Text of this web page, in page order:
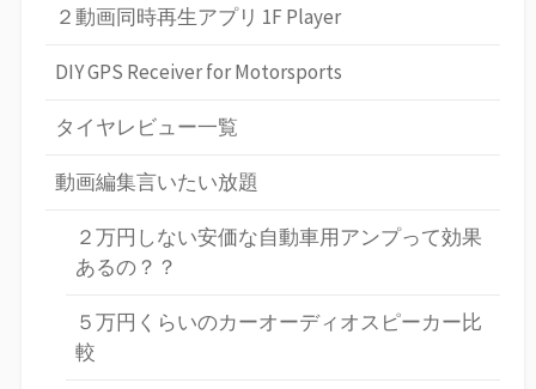
２動画同時再生アプリ 1F Player
DIY GPS Receiver for Motorsports
タイヤレビュー一覧
動画編集言いたい放題
２万円しない安価な自動車用アンプって効果
あるの？？
５万円くらいのカーオーディオスピーカー比
較